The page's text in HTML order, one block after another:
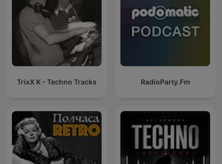
TrixX K - Techno Tracks RadioParty.Fm